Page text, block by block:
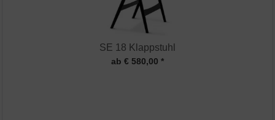
SE 18 Klappstuhl
ab € 580,00 *